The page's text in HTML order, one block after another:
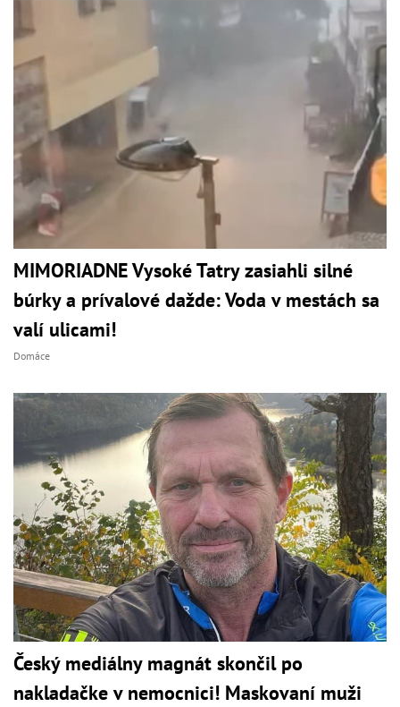
MIMORIADNE Vysoké Tatry zasiahli silné
búrky a prívalové dažde: Voda v mestách sa
valí ulicami!
Domáce
Český mediálny magnát skončil po
nakladačke v nemocnici! Maskovaní muži